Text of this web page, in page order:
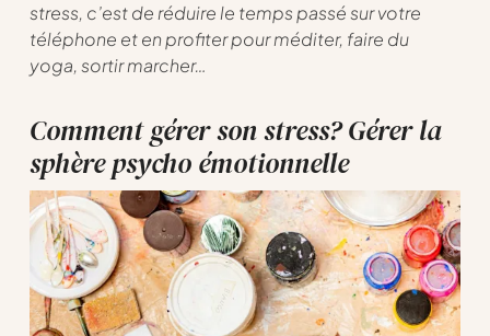
stress, c’est de réduire le temps passé sur votre
téléphone et en profiter pour méditer, faire du
yoga, sortir marcher…
Comment gérer son stress? Gérer la
sphère psycho émotionnelle